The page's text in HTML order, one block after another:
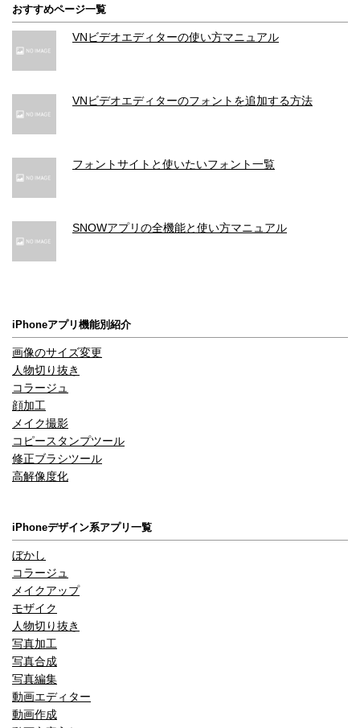
おすすめページ一覧
VNビデオエディターの使い方マニュアル
VNビデオエディターのフォントを追加する方法
フォントサイトと使いたいフォント一覧
SNOWアプリの全機能と使い方マニュアル
iPhoneアプリ機能別紹介
画像のサイズ変更
人物切り抜き
コラージュ
顔加工
メイク撮影
コピースタンプツール
修正ブラシツール
高解像度化
iPhoneデザイン系アプリ一覧
ぼかし
コラージュ
メイクアップ
モザイク
人物切り抜き
写真加工
写真合成
写真編集
動画エディター
動画作成